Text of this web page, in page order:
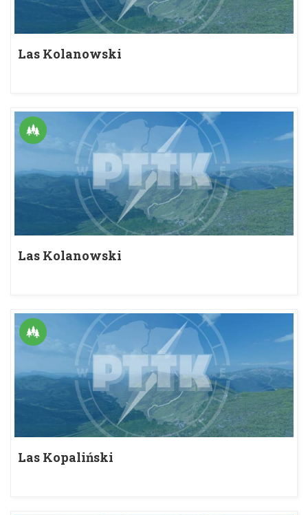
Las Kolanowski
Las Kolanowski
Las Kopaliński